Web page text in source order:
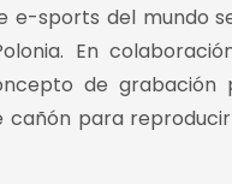
sports del mundo
En
de
para